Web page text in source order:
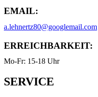
EMAIL:
a.lehnertz80@googlemail.com
ERREICHBARKEIT:
Mo-Fr: 15-18 Uhr
SERVICE